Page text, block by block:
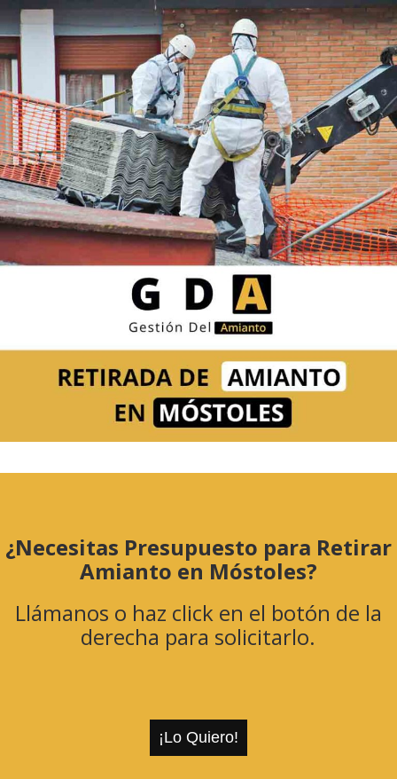
¿Necesitas Presupuesto para Retirar
Amianto en Móstoles?
Llámanos o haz click en el botón de la
derecha para solicitarlo.
¡Lo Quiero!